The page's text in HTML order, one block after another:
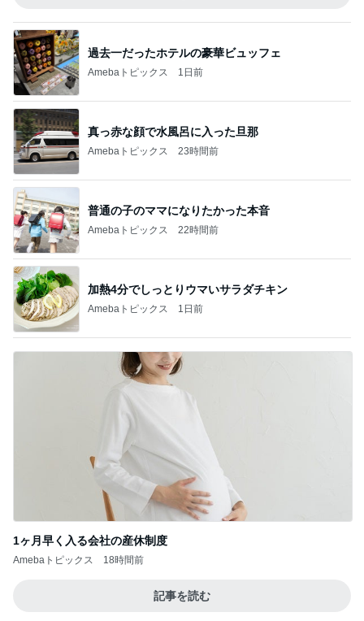
過去一だったホテルの豪華ビュッフェ
Amebaトピックス 1日前
真っ赤な顔で水風呂に入った旦那
Amebaトピックス 23時間前
普通の子のママになりたかった本音
Amebaトピックス 22時間前
加熱4分でしっとりウマいサラダチキン
Amebaトピックス 1日前
1ヶ月早く入る会社の産休制度
Amebaトピックス 18時間前
記事を読む